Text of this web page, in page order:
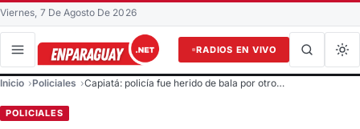
Viernes, 7 De Agosto De 2026
RADIOS EN VIVO
Buscar en el sitio
Inicio Policiales Capiatá: policía fue herido de bala por otro…
POLICIALES